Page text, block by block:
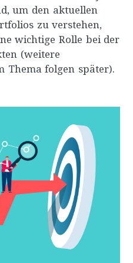
um den aktuellen
zu verstehen,
wichtige Rolle bei der
(weitere
Thema folgen später).